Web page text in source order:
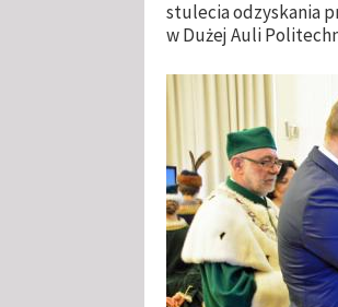
stulecia odzyskania
w Dużej Auli